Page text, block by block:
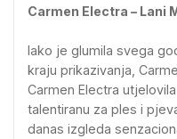
Carmen Electra – Lani
Iako je glumila svega
kraju prikazivanja,
Carmen Electra
talentiranu za ples i
danas izgleda